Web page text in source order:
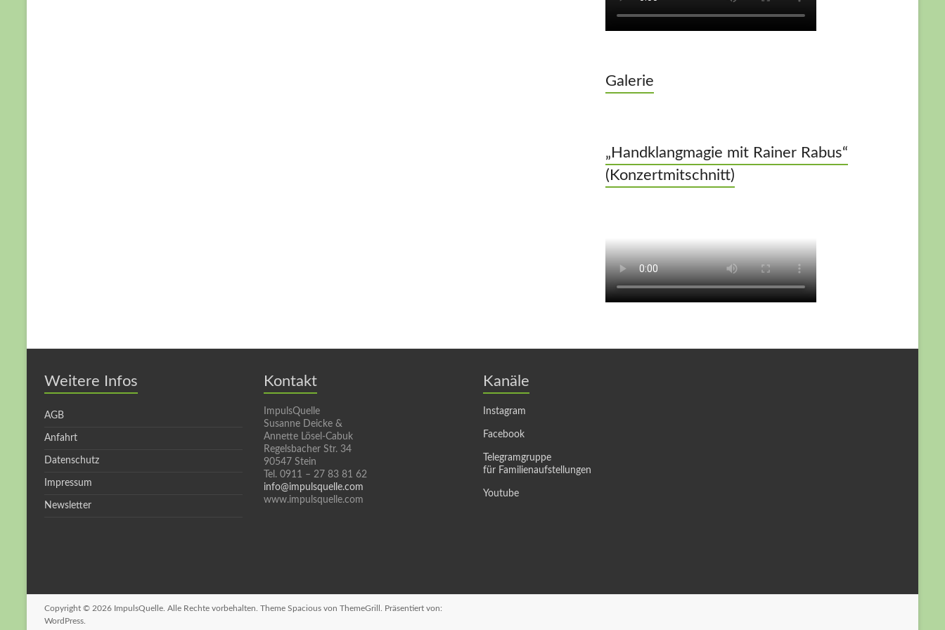
Galerie
„Handklangmagie mit Rainer Rabus“
(Konzertmitschnitt)
Weitere Infos
AGB
Anfahrt
Datenschutz
Impressum
Newsletter
Kontakt
ImpulsQuelle
Susanne Deicke &
Annette Lösel-Cabuk
Regelsbacher Str. 34
90547 Stein
Tel. 0911 – 27 83 81 62
info@impulsquelle.com
www.impulsquelle.com
Kanäle
Instagram
Facebook
Telegramgruppe
für Familienaufstellungen
Youtube
Copyright © 2026 ImpulsQuelle . Alle Rechte vorbehalten. Theme Spacious von ThemeGrill. Präsentiert von:
WordPress